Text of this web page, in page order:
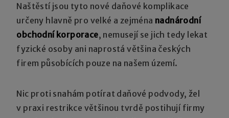
Naštěstí jsou tyto nové daňové komplikace
určeny hlavně pro velké a zejména nadnárodní
obchodní korporace, nemusejí se jich tedy lekat
fyzické osoby ani naprostá většina českých
firem působících pouze na našem území.
Nic proti snahám potírat daňové podvody, žel
v praxi restrikce většinou tvrdě postihují firmy